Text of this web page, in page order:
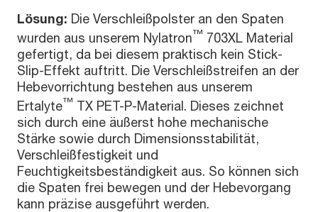
Lösung: Die Verschleißpolster an den Spaten
wurden aus unserem Nylatron™ 703XL Material
gefertigt, da bei diesem praktisch kein Stick-
Slip-Effekt auftritt. Die Verschleißstreifen an der
Hebevorrichtung bestehen aus unserem
Ertalyte™ TX PET-P-Material. Dieses zeichnet
sich durch eine äußerst hohe mechanische
Stärke sowie durch Dimensionsstabilität,
Verschleißfestigkeit und
Feuchtigkeitsbeständigkeit aus. So können sich
die Spaten frei bewegen und der Hebevorgang
kann präzise ausgeführt werden.